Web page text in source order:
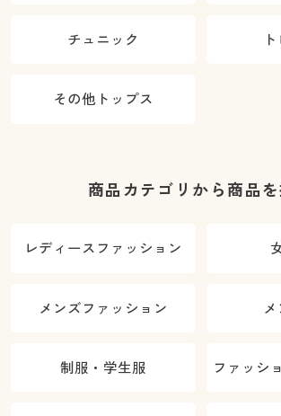
チュニック
その他トップス
商品カテゴリから商品
レディースファッション
メンズファッション
制服・学生服 ファッシ